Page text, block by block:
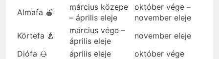
Almafa 🍎
március közepe
– április eleje
október vége –
november eleje
Körtefa 🍐
március vége –
április eleje
november eleje
Diófa 🌰
április eleje október vége